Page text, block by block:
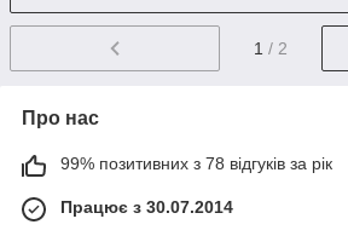
1 / 2
Про нас
99% позитивних з 78 відгуків за рік
Працює з 30.07.2014